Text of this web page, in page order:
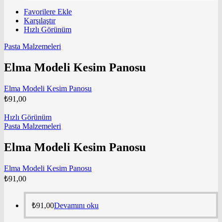
Favorilere Ekle
Karşılaştır
Hızlı Görünüm
Pasta Malzemeleri
Elma Modeli Kesim Panosu
Elma Modeli Kesim Panosu
₺91,00
Hızlı Görünüm
Pasta Malzemeleri
Elma Modeli Kesim Panosu
Elma Modeli Kesim Panosu
₺91,00
₺91,00Devamını oku